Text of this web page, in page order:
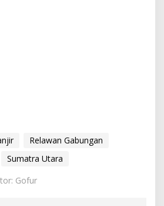
Relawan Gabungan
Sumatra Utara
Gofur